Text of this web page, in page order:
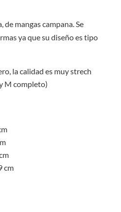
40.00.S/
de mangas campana. Se
ya que su diseño es tipo
la calidad es muy strech
M completo)
cm